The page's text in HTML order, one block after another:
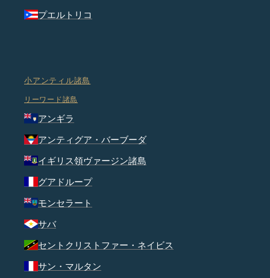
プエルトリコ
小アンティル諸島
リーワード諸島
アンギラ
アンティグア・バーブーダ
イギリス領ヴァージン諸島
グアドループ
モンセラート
サバ
セントクリストファー・ネイビス
サン・マルタン